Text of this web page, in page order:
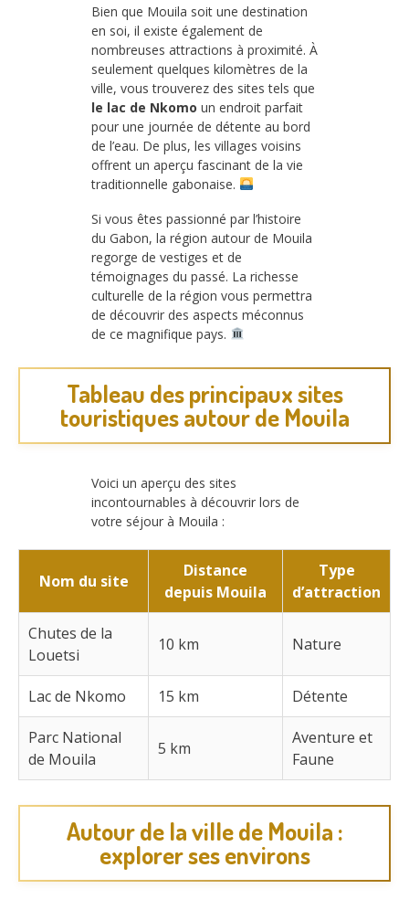
Bien que Mouila soit une destination
en soi, il existe également de
nombreuses attractions à proximité. À
seulement quelques kilomètres de la
ville, vous trouverez des sites tels que
le lac de Nkomo un endroit parfait
pour une journée de détente au bord
de l’eau. De plus, les villages voisins
offrent un aperçu fascinant de la vie
traditionnelle gabonaise.
Si vous êtes passionné par l’histoire
du Gabon, la région autour de Mouila
regorge de vestiges et de
témoignages du passé. La richesse
culturelle de la région vous permettra
de découvrir des aspects méconnus
de ce magnifique pays.
Tableau des principaux sites
touristiques autour de Mouila
Voici un aperçu des sites
incontournables à découvrir lors de
votre séjour à Mouila :
Nom du site
Distance
depuis Mouila
Type
d’attraction
Chutes de la
Louetsi
10 km Nature
Lac de Nkomo 15 km Détente
Parc National
de Mouila
5 km
Aventure et
Faune
Autour de la ville de Mouila :
explorer ses environs